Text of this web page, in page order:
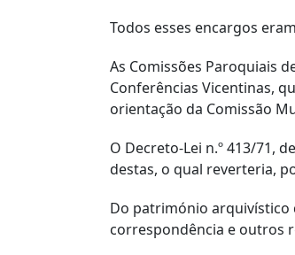
Todos esses encargos
As Comissões Paroquiais
Conferências Vicentinas,
orientação da Comissão
O Decreto-Lei n.º 413/71,
destas, o qual reverteria,
Do património arquivístico
correspondência e outros